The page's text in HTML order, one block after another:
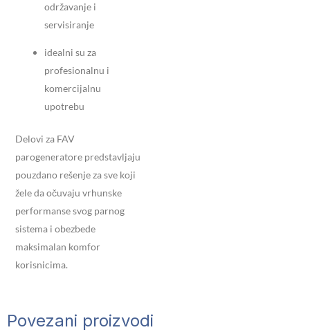
održavanje i
servisiranje
idealni su za
profesionalnu i
komercijalnu
upotrebu
Delovi za FAV
parogeneratore predstavljaju
pouzdano rešenje za sve koji
žele da očuvaju vrhunske
performanse svog parnog
sistema i obezbede
maksimalan komfor
korisnicima.
Povezani proizvodi